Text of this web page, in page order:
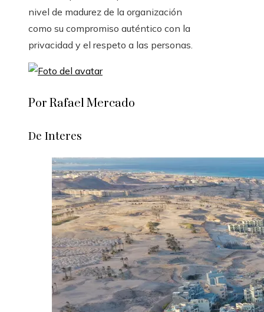
nivel de madurez de la organización
como su compromiso auténtico con la
privacidad y el respeto a las personas.
Por Rafael Mercado
De Interes